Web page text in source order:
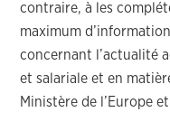
contraire, à les
maximum
concernant l’actualité
et salariale et en
Ministère de l’Europe